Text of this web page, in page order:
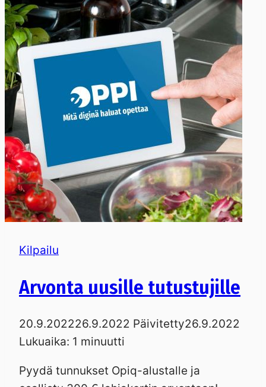
Kilpailu
Arvonta uusille tutustujille
20.9.202226.9.2022 Päivitetty26.9.2022
Lukuaika: 1 minuutti
Pyydä tunnukset Opiq-alustalle ja